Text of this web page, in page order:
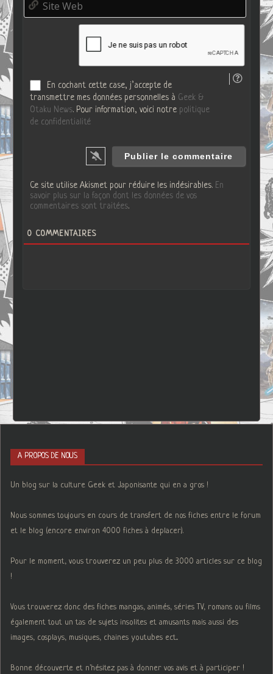
i
t
En cochant cette case, j’accepte de
transmettre mes données personnelles à Geek &
Otaku News. Pour information, voici notre politique
de confidentialité
Ce site utilise Akismet pour réduire les indésirables. En
savoir plus sur la façon dont les données de vos
commentaires sont traitées.
0 COMMENTAIRES
A PROPOS DE NOUS
Un blog sur la culture Geek et Japonisante qui en a gros !
Nous sommes toujours en cours de transfert de nos fiches entre le forum
et le blog (encore environ 4000 fiches à deplacer).
Pour le moment, vous trouverez un peu plus de 3000 articles sur ce blog
!
Vous trouverez donc des fiches mangas, animés, séries TV, romans ou films
également tout un tas de sujets insolites et amusants mais aussi des
images, cosplays, musiques, chaines youtubes ect...
Bonne découverte et n'hésitez pas à donner vos avis et à participer !